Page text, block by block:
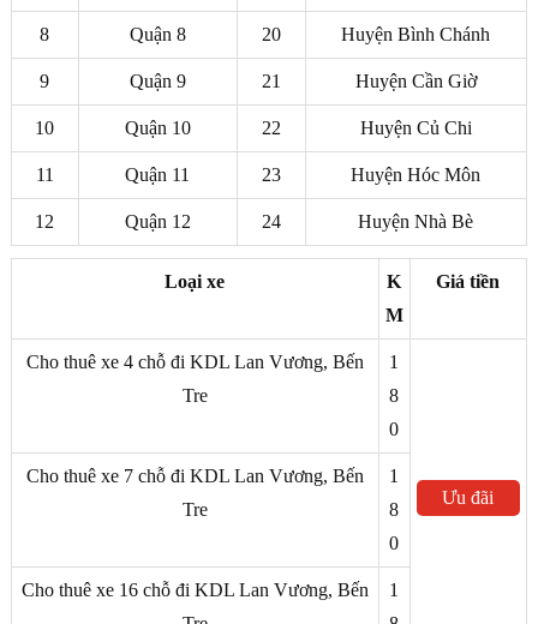
8 Quận 8 20 Huyện Bình Chánh
9 Quận 9 21 Huyện Cần Giờ
10 Quận 10 22 Huyện Củ Chi
11 Quận 11 23 Huyện Hóc Môn
12 Quận 12 24 Huyện Nhà Bè
Loại xe
K
M
Giá tiền
Cho thuê xe 4 chỗ đi KDL Lan Vương, Bến
Tre
1
8
0
Ưu đãi
Cho thuê xe 7 chỗ đi KDL Lan Vương, Bến
Tre
1
8
0
Cho thuê xe 16 chỗ đi KDL Lan Vương, Bến
1